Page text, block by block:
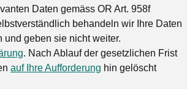
Daten gemäss OR Art. 958f
behandeln wir Ihre Daten
und geben sie nicht weiter.
. Nach Ablauf der gesetzlichen Frist
auf Ihre Aufforderung hin gelöscht